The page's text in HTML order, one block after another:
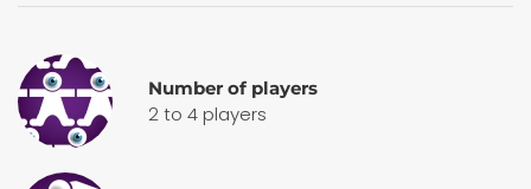
Number of players
2 to 4 players